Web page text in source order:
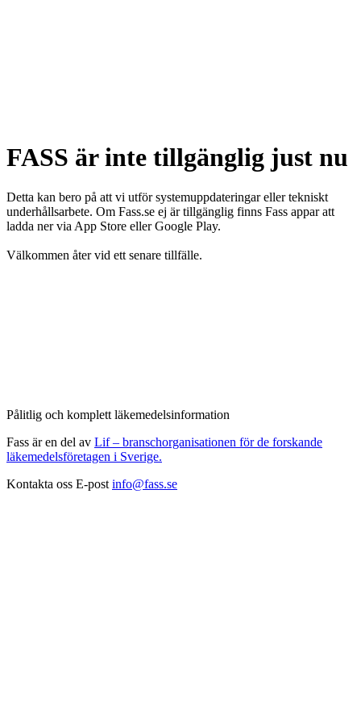
FASS är inte tillgänglig just nu
Detta kan bero på att vi utför systemuppdateringar eller tekniskt
underhållsarbete. Om Fass.se ej är tillgänglig finns Fass appar att
ladda ner via App Store eller Google Play.
Välkommen åter vid ett senare tillfälle.
Pålitlig och komplett läkemedelsinformation
Fass är en del av Lif – branschorganisationen för de forskande
läkemedelsföretagen i Sverige.
Kontakta oss E-post info@fass.se